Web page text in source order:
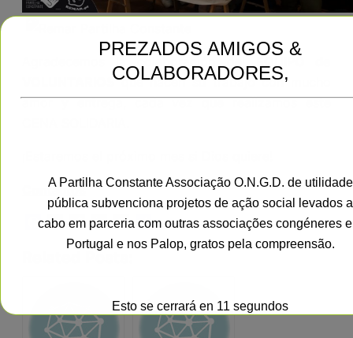
VOLUNTARIOSque hacen su trabajo con mucho
amor y entrega, cada vez que realizamos este
Contactos
Facebook
LinkedIn
TwitterWhatsApp
EmailCompartir
Related Posts:
PREZADOS AMIGOS &
COLABORADORES,
A Partilha Constante Associação O.N.G.D. de utilidade
pública subvenciona projetos de ação social levados a
cabo em parceria com outras associações congéneres
Portugal e nos Palop, gratos pela compreensão.
Esto se cerrará en 10 segundos